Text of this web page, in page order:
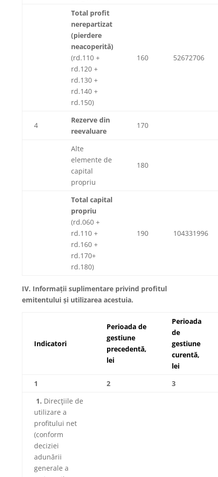
Total profit
nerepartizat
(pierdere
neacoperită)
(rd.110 +
rd.120 +
rd.130 +
rd.140 +
rd.150)
160 52672706
4
Rezerve din
reevaluare
170
Alte
elemente de
capital
propriu
180
Total capital
propriu
(rd.060 +
rd.110 +
rd.160 +
rd.170+
rd.180)
190 104331996
IV. Informații suplimentare privind profitul
emitentului și utilizarea acestuia.
Indicatori
Perioada de
gestiune
precedentă,
lei
Perioada
de
gestiune
curentă,
lei
1
2
3
1. Direcţiile de
utilizare a
profitului net
(conform
deciziei
adunării
generale a